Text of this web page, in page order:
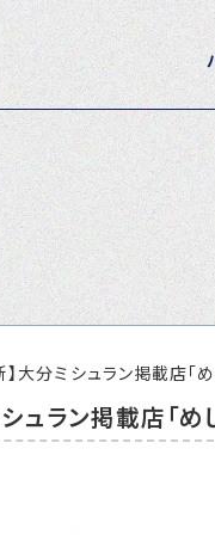
】大分ミシュラン掲載店
ュラン掲載店「